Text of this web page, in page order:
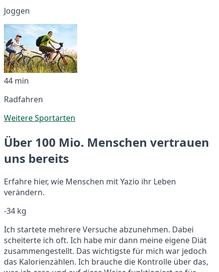
Joggen
44 min
Radfahren
Weitere Sportarten
Über 100 Mio. Menschen vertrauen
uns bereits
Erfahre hier, wie Menschen mit Yazio ihr Leben
verändern.
-34 kg
Ich startete mehrere Versuche abzunehmen. Dabei
scheiterte ich oft. Ich habe mir dann meine eigene Diät
zusammengestellt. Das wichtigste für mich war jedoch
das Kalorienzählen. Ich brauche die Kontrolle über das,